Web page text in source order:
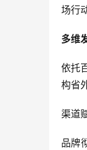
场行
多维
依托
构省
渠道
品牌